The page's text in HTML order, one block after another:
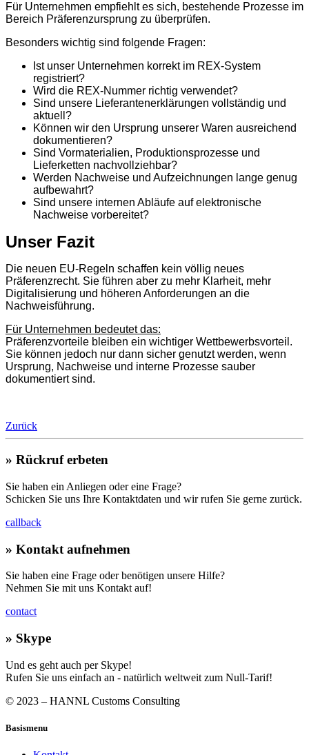
Für Unternehmen empfiehlt es sich, bestehende Prozesse im
Bereich Präferenzursprung zu überprüfen.
Besonders wichtig sind folgende Fragen:
Ist unser Unternehmen korrekt im REX-System
registriert?
Wird die REX-Nummer richtig verwendet?
Sind unsere Lieferantenerklärungen vollständig und
aktuell?
Können wir den Ursprung unserer Waren ausreichend
dokumentieren?
Sind Vormaterialien, Produktionsprozesse und
Lieferketten nachvollziehbar?
Werden Nachweise und Aufzeichnungen lange genug
aufbewahrt?
Sind unsere internen Abläufe auf elektronische
Nachweise vorbereitet?
Unser Fazit
Die neuen EU-Regeln schaffen kein völlig neues
Präferenzrecht. Sie führen aber zu mehr Klarheit, mehr
Digitalisierung und höheren Anforderungen an die
Nachweisführung.
Für Unternehmen bedeutet das:
Präferenzvorteile bleiben ein wichtiger Wettbewerbsvorteil.
Sie können jedoch nur dann sicher genutzt werden, wenn
Ursprung, Nachweise und interne Prozesse sauber
dokumentiert sind.
Zurück
» Rückruf erbeten
Sie haben ein Anliegen oder eine Frage?
Schicken Sie uns Ihre Kontaktdaten und wir rufen Sie gerne zurück.
callback
» Kontakt aufnehmen
Sie haben eine Frage oder benötigen unsere Hilfe?
Nehmen Sie mit uns Kontakt auf!
contact
» Skype
Und es geht auch per Skype!
Rufen Sie uns einfach an - natürlich weltweit zum Null-Tarif!
© 2023 – HANNL Customs Consulting
Basismenu